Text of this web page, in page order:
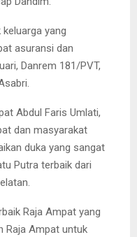
yang
asuransi dan
Danrem 181/PVT,
Abdul Faris Umlati,
dan masyarakat
duka yang sangat
Putra terbaik dari
Raja Ampat yang
Raja Ampat untuk